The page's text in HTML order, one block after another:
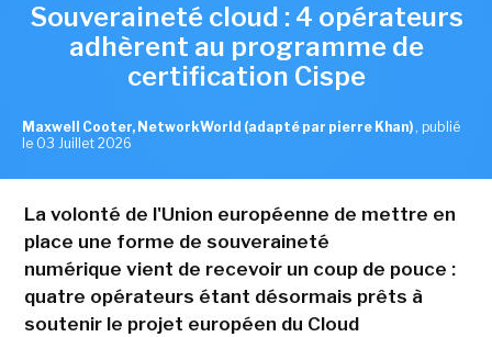
Souveraineté cloud : 4 opérateurs
adhèrent au programme de
certification Cispe
Maxwell Cooter, NetworkWorld (adapté par pierre Khan) , publié
le 03 Juillet 2026
La volonté de l'Union européenne de mettre en
place une forme de souveraineté
numérique vient de recevoir un coup de pouce :
quatre opérateurs étant désormais prêts à
soutenir le projet européen du Cloud